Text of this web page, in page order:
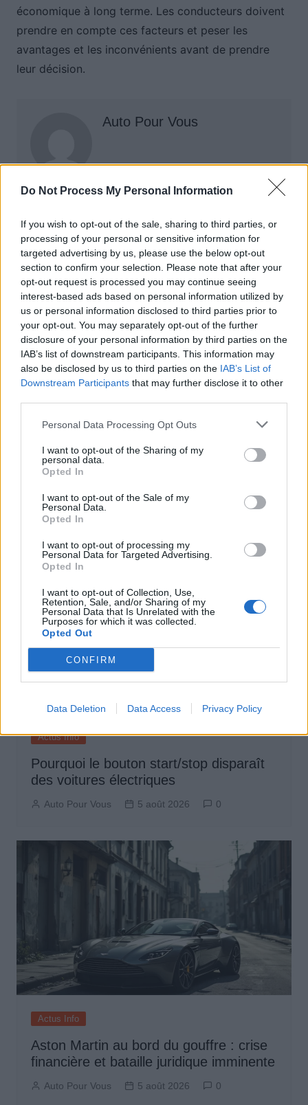
Do Not Process My Personal Information
If you wish to opt-out of the sale, sharing to third parties, or
processing of your personal or sensitive information for
targeted advertising by us, please use the below opt-out
section to confirm your selection. Please note that after your
opt-out request is processed you may continue seeing
interest-based ads based on personal information utilized by
us or personal information disclosed to third parties prior to
your opt-out. You may separately opt-out of the further
disclosure of your personal information by third parties on the
IAB’s list of downstream participants. This information may
also be disclosed by us to third parties on the IAB’s List of
Downstream Participants that may further disclose it to other
Personal Data Processing Opt Outs
I want to opt-out of the Sharing of my
personal data.
Opted In
I want to opt-out of the Sale of my
Personal Data.
Opted In
I want to opt-out of processing my
Personal Data for Targeted Advertising.
Opted In
I want to opt-out of Collection, Use,
Retention, Sale, and/or Sharing of my
Personal Data that Is Unrelated with the
Purposes for which it was collected.
Opted Out
CONFIRM
Data Deletion Data Access Privacy Policy
économique à long terme. Les conducteurs doivent
prendre en compte ces facteurs et peser les
avantages et les inconvénients avant de prendre
leur décision.
Auto Pour Vous
Navigation
de
l’article
Précédent Suivant
Actus Info
Elon Musk nuirait gravement à Tesla
selon une étude européenne
Auto Pour Vous
Actus Info
Pourquoi le bouton start/stop disparaît
des voitures électriques
Auto Pour Vous 5 août 2026 0
Actus Info
Aston Martin au bord du gouffre : crise
financière et bataille juridique imminente
Auto Pour Vous 5 août 2026 0